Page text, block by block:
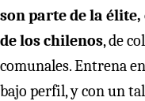
son parte de la
de los chilenos, de
comunales. Entrena
bajo perfil, y con un